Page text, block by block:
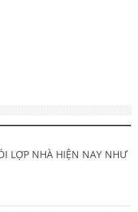
LỢP NHÀ HIỆN NAY NHƯ